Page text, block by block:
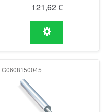
121,62 €
G0608150045